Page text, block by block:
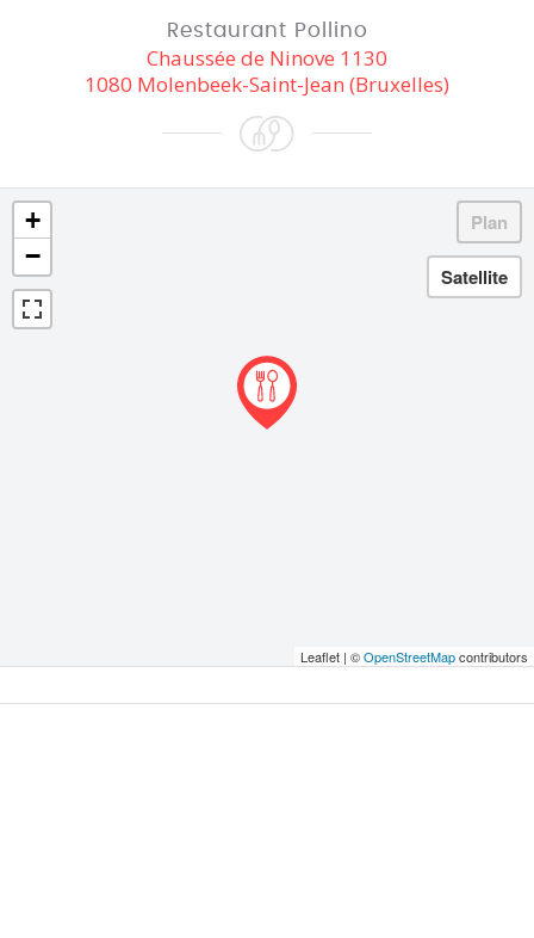
Restaurant Pollino
Chaussée de Ninove 1130
1080 Molenbeek-Saint-Jean (Bruxelles)
+
−
Leaflet | ©OpenStreetMapcontributors